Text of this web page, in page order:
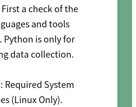
a check of the
and tools
Python is only for
data collection.
Required System
(Linux Only).